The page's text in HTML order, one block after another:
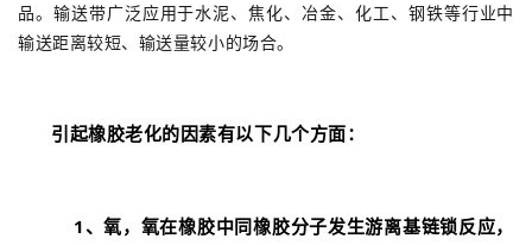
品。输送带广泛应用于水泥、焦化、冶金、化工、钢铁等行业中
输送距离较短、输送量较小的场合。
引起橡胶老化的因素有以下几个方面：
1、氧，氧在橡胶中同橡胶分子发生游离基链锁反应，